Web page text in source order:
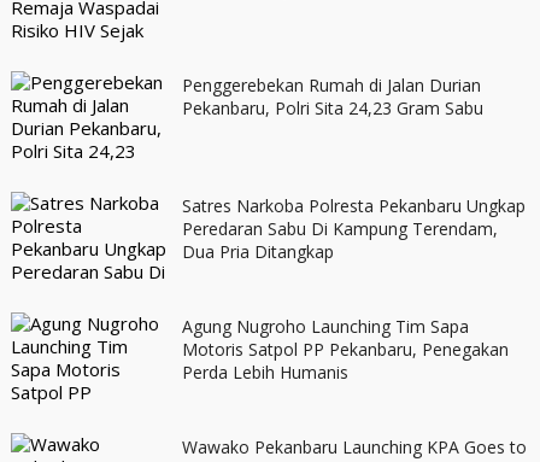
Penggerebekan Rumah di Jalan Durian
Pekanbaru, Polri Sita 24,23 Gram Sabu
Satres Narkoba Polresta Pekanbaru Ungkap
Peredaran Sabu Di Kampung Terendam,
Dua Pria Ditangkap
Agung Nugroho Launching Tim Sapa
Motoris Satpol PP Pekanbaru, Penegakan
Perda Lebih Humanis
Wawako Pekanbaru ‎Launching KPA Goes to